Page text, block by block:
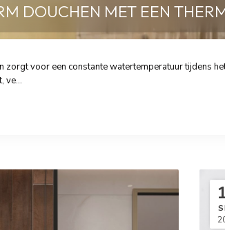
DOUCHEN MET EEN
zorgt voor een constante watertemperatuur tijdens
ve...